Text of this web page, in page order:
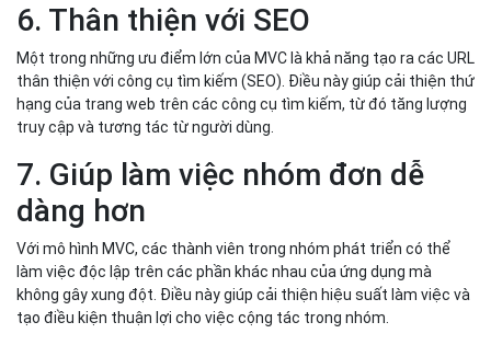
6. Thân thiện với SEO
Một trong những ưu điểm lớn của MVC là khả năng tạo ra các URL
thân thiện với công cụ tìm kiếm (SEO). Điều này giúp cải thiện thứ
hạng của trang web trên các công cụ tìm kiếm, từ đó tăng lượng
truy cập và tương tác từ người dùng.
7. Giúp làm việc nhóm đơn dễ
dàng hơn
Với mô hình MVC, các thành viên trong nhóm phát triển có thể
làm việc độc lập trên các phần khác nhau của ứng dụng mà
không gây xung đột. Điều này giúp cải thiện hiệu suất làm việc và
tạo điều kiện thuận lợi cho việc cộng tác trong nhóm.